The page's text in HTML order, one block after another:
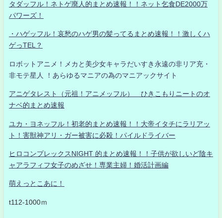
タダッフル！ネトゲ廃人的まとめ速報！！ネット乞食DE2000万
パワーズ！
・ハゲッフル！哀愁のハゲ男の髪ってるまとめ速報！！激しくハ
ゲっTEL？
ロボットアニメ！メカと美少女キャラだいすき永遠の非リア充・
非モテ星人 ！あらゆるマニアの為のマニアックサイト
アニゲタレスト（元祖！アニメッフル） ひきこもりニートのオ
ナベ的まとめ速報
ユカ・ヨネッフル！初老的まとめ速報！！大帝イタチにラリアッ
ト！害獣神アリ・ガー被害に必殺！パイルドライバー
ヒロコンプレックスNIGHT 的まとめ速報！！子供が欲しいど陰キ
ャアラフィフ女子のめざせ！専業主婦！婚活計画編
萌えっとこあに！
t112-1000ｍ